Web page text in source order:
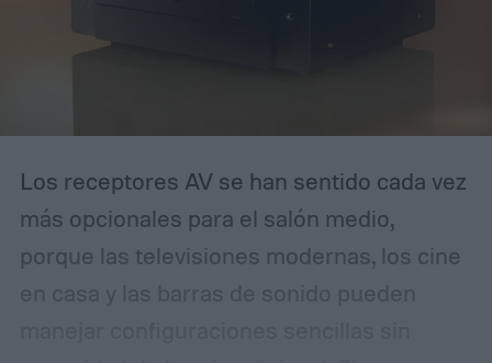
Los receptores AV se han sentido cada vez
más opcionales para el salón medio,
porque las televisiones modernas, los cine
en casa y las barras de sonido pueden